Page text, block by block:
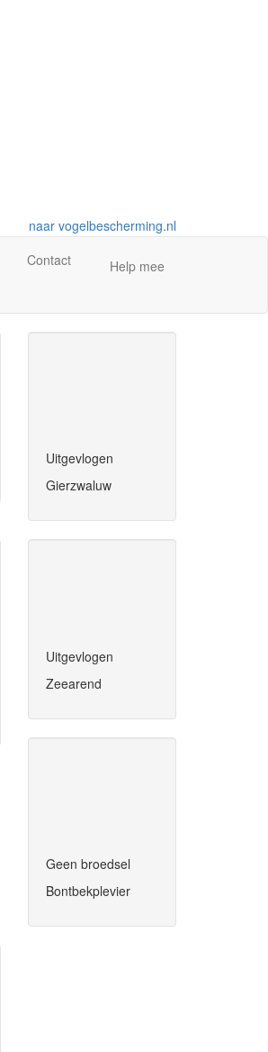
naar vogelbescherming.nl
Contact Help mee
Uitgevlogen
Gierzwaluw
Uitgevlogen
Zeearend
Geen broedsel
Bontbekplevier